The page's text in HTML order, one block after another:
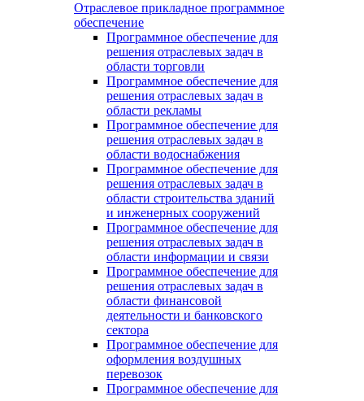
Отраслевое прикладное программное
обеспечение
Программное обеспечение для
решения отраслевых задач в
области торговли
Программное обеспечение для
решения отраслевых задач в
области рекламы
Программное обеспечение для
решения отраслевых задач в
области водоснабжения
Программное обеспечение для
решения отраслевых задач в
области строительства зданий
и инженерных сооружений
Программное обеспечение для
решения отраслевых задач в
области информации и связи
Программное обеспечение для
решения отраслевых задач в
области финансовой
деятельности и банковского
сектора
Программное обеспечение для
оформления воздушных
перевозок
Программное обеспечение для